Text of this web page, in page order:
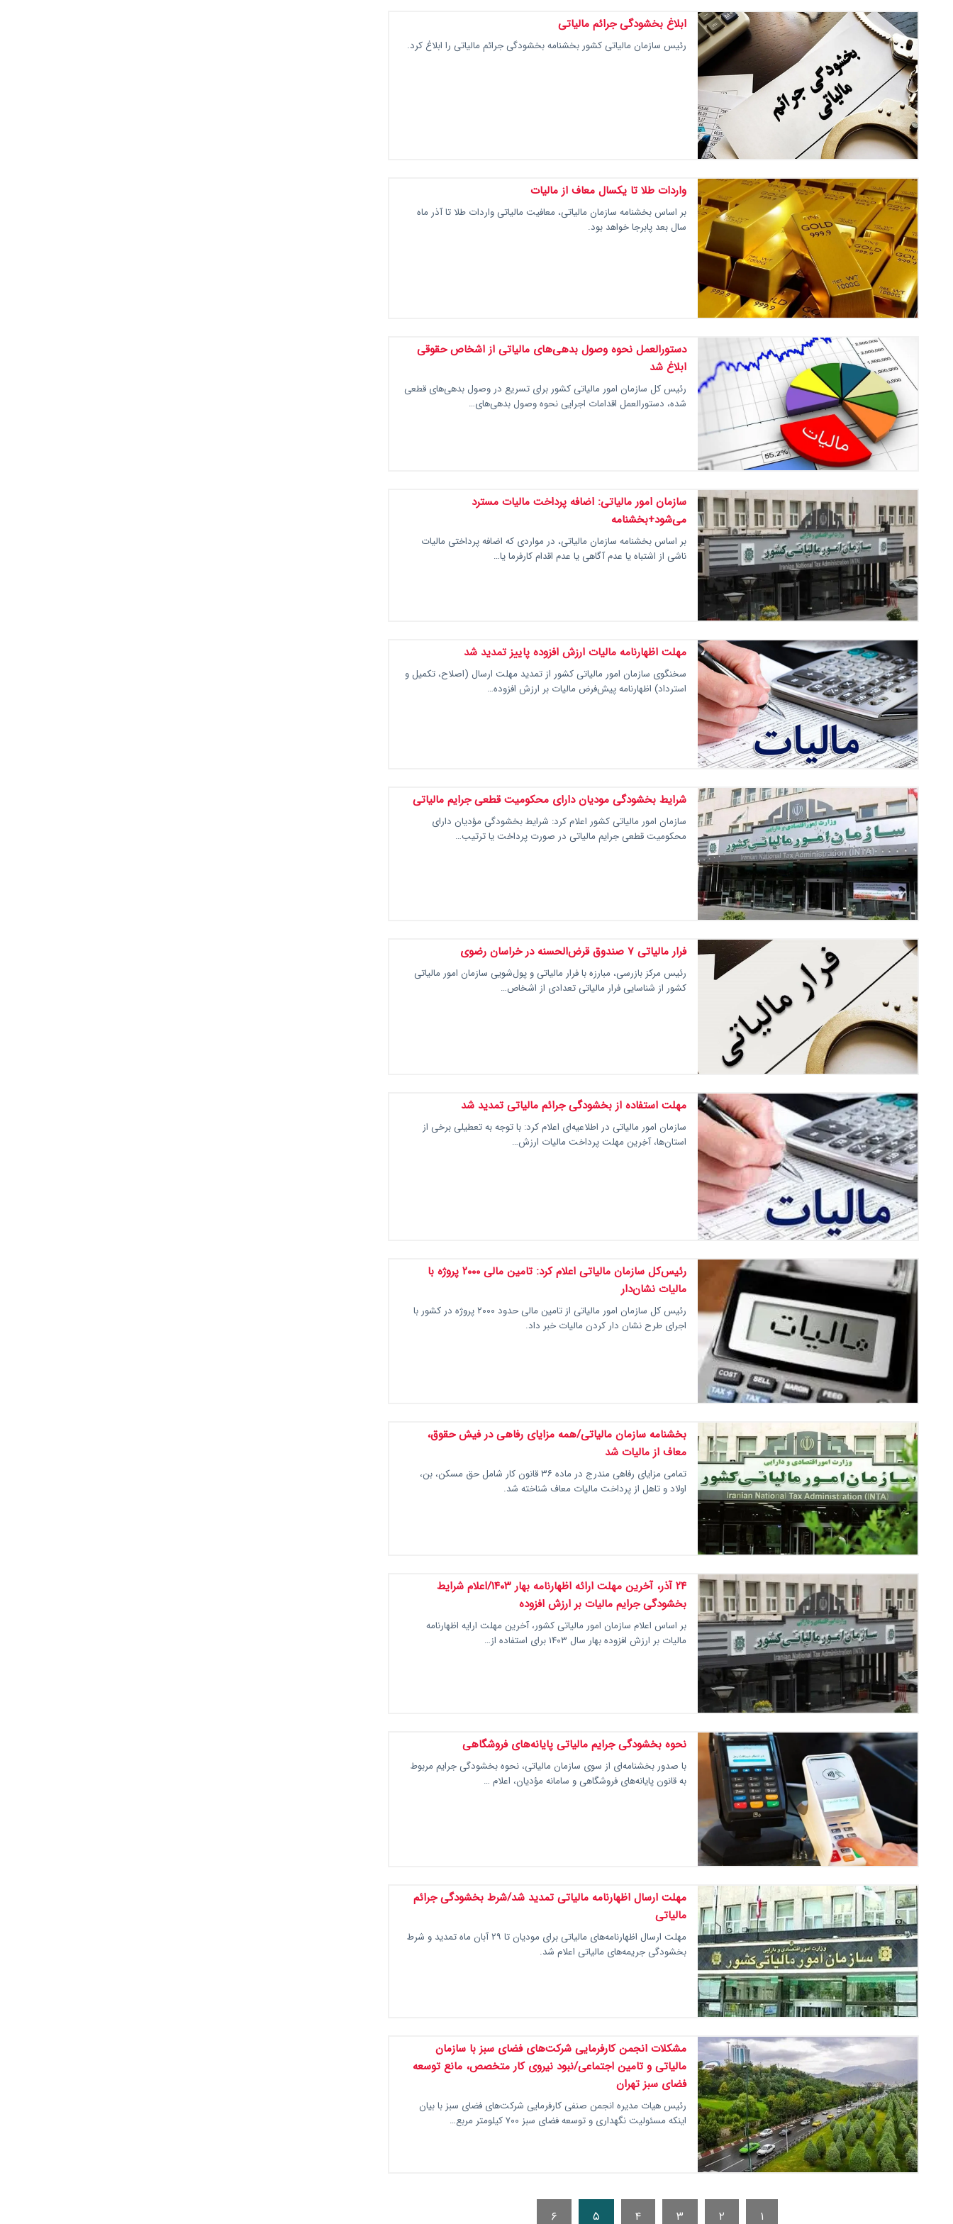
ابلاغ بخشودگی جرائم مالیاتی
رئیس سازمان مالیاتی کشور بخشنامه بخشودگی جرائم مالیاتی را ابلاغ کرد.
واردات طلا تا یکسال معاف از مالیات
بر اساس بخشنامه سازمان مالیاتی، معافیت مالیاتی واردات طلا تا آذر ماه
سال بعد پابرجا خواهد بود.
دستورالعمل نحوه وصول بدهی‌های مالیاتی از اشخاص حقوقی
ابلاغ شد
رئیس کل سازمان امور مالیاتی کشور برای تسریع در وصول بدهی‌های قطعی
شده، دستورالعمل اقدامات اجرایی نحوه وصول بدهی‌های…
سازمان امور مالیاتی: اضافه پرداخت مالیات مسترد
می‌شود+بخشنامه
بر اساس بخشنامه سازمان مالیاتی، در مواردی که اضافه پرداختی مالیات
ناشی از اشتباه یا عدم آگاهی یا عدم اقدام کارفرما یا…
مهلت اظهارنامه مالیات ارزش افزوده پاییز تمدید شد
سخنگوی سازمان امور مالیاتی کشور از تمدید مهلت ارسال (اصلاح، تکمیل و
استرداد) اظهارنامه پیش‌فرض مالیات بر ارزش افزوده…
شرایط بخشودگی مودیان دارای محکومیت قطعی جرایم مالیاتی
سازمان امور مالیاتی کشور اعلام کرد: شرایط بخشودگی مؤدیان دارای
محکومیت قطعی جرایم مالیاتی در صورت پرداخت یا ترتیب…
فرار مالیاتی ۷ صندوق قرض‌الحسنه در خراسان رضوی
رئیس مرکز بازرسی، مبارزه با فرار مالیاتی و پول‌شویی سازمان امور مالیاتی
کشور از شناسایی فرار مالیاتی تعدادی از اشخاص…
مهلت استفاده از بخشودگی جرائم مالیاتی تمدید شد
سازمان امور مالیاتی در اطلاعیه‌ای اعلام کرد: با توجه به تعطیلی برخی از
استان‌ها، آخِرین مهلت پرداخت مالیات ارزش…
رئیس‌کل سازمان مالیاتی اعلام کرد: تامین مالی ۲۰۰۰ پروژه با
مالیات نشان‌دار
رئیس کل سازمان امور مالیاتی از تامین مالی حدود ۲۰۰۰ پروژه در کشور با
اجرای طرح نشان دار کردن مالیات خبر داد.
بخشنامه سازمان مالیاتی/همه مزایای رفاهی در فیش حقوق،
معاف از مالیات شد
تمامی مزایای رفاهی مندرج در ماده ۳۶ قانون کار شامل حق مسکن، بن،
اولاد و تاهل از پرداخت مالیات معاف شناخته شد.
۲۴ آذر، آخرین مهلت ارائه اظهارنامه بهار ۱۴۰۳/اعلام شرایط
بخشودگی جرایم مالیات بر ارزش افزوده
بر اساس اعلام سازمان امور مالیاتی کشور، آخرین مهلت ارایه اظهارنامه
مالیات بر ارزش افزوده بهار سال ۱۴۰۳ برای استفاده از…
نحوه بخشودگی جرایم مالیاتی پایانه‌های فروشگاهی
با صدور بخشنامه‌ای از سوی سازمان مالیاتی، نحوه بخشودگی جرایم مربوط
به قانون پایانه‌های فروشگاهی و سامانه مؤدیان، اعلام …
مهلت ارسال اظهارنامه مالیاتی تمدید شد/شرط بخشودگی جرائم
مالیاتی
مهلت ارسال اظهارنامه‌های مالیاتی برای مودیان تا ۲۹ آبان ماه تمدید و شرط
بخشودگی جریمه‌های مالیاتی اعلام شد.
مشکلات انجمن کارفرمایی شرکت‌های فضای سبز با سازمان
مالیاتی و تامین اجتماعی/نبود نیروی کار متخصص، مانع توسعه
فضای سبز تهران
رئیس هیات مدیره انجمن صنفی کارفرمایی شرکت‌های فضای سبز با بیان
اینکه مسئولیت نگهداری و توسعه فضای سبز ۷۰۰ کیلومتر مربع…
۱ ۲ ۳ ۴ ۵ ۶